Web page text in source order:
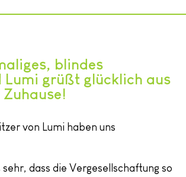
blindes
Lumi grüßt glücklich aus
Zuhause!
von Lumi haben uns
dass die Vergesellschaftung so